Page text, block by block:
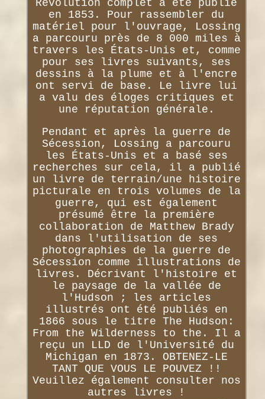
Revolution complet a été publié
en 1853. Pour rassembler du
matériel pour l'ouvrage, Lossing
a parcouru près de 8 000 miles à
travers les États-Unis et, comme
pour ses livres suivants, ses
dessins à la plume et à l'encre
ont servi de base. Le livre lui
a valu des éloges critiques et
une réputation générale.
Pendant et après la guerre de
Sécession, Lossing a parcouru
les États-Unis et a basé ses
recherches sur cela, il a publié
un livre de terrain/une histoire
picturale en trois volumes de la
guerre, qui est également
présumé être la première
collaboration de Matthew Brady
dans l'utilisation de ses
photographies de la guerre de
Sécession comme illustrations de
livres. Décrivant l'histoire et
le paysage de la vallée de
l'Hudson ; les articles
illustrés ont été publiés en
1866 sous le titre The Hudson:
From the Wilderness to the. Il a
reçu un LLD de l'Université du
Michigan en 1873. OBTENEZ-LE
TANT QUE VOUS LE POUVEZ !!
Veuillez également consulter nos
autres livres !